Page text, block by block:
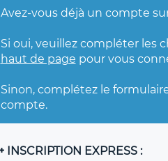
Avez-vous déjà un compte
Si oui, veuillez compléter les
haut de page pour vous
Sinon, complétez le
compte.
INSCRIPTION EXPRESS :